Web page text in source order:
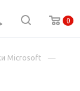
0
Microsoft